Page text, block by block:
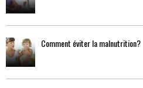
Comment éviter la malnutrition?